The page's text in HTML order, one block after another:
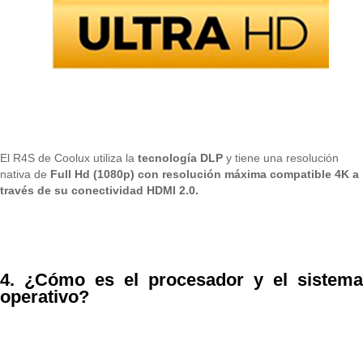
El R4S de Coolux utiliza la tecnología DLP y tiene una resolución
nativa de Full Hd (1080p) con resolución máxima compatible 4K a
través de su conectividad HDMI 2.0.
4. ¿Cómo es el procesador y el sistema
operativo?